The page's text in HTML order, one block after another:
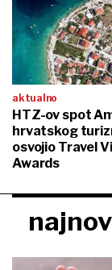
aktualno
HTZ-ov spot
hrvatskog
osvojio Travel
Awards